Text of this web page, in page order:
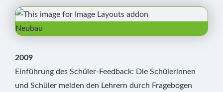
Neubau
2009
Einführung des Schüler-Feedback: Die Schülerinnen
und Schüler melden den Lehrern durch Fragebogen